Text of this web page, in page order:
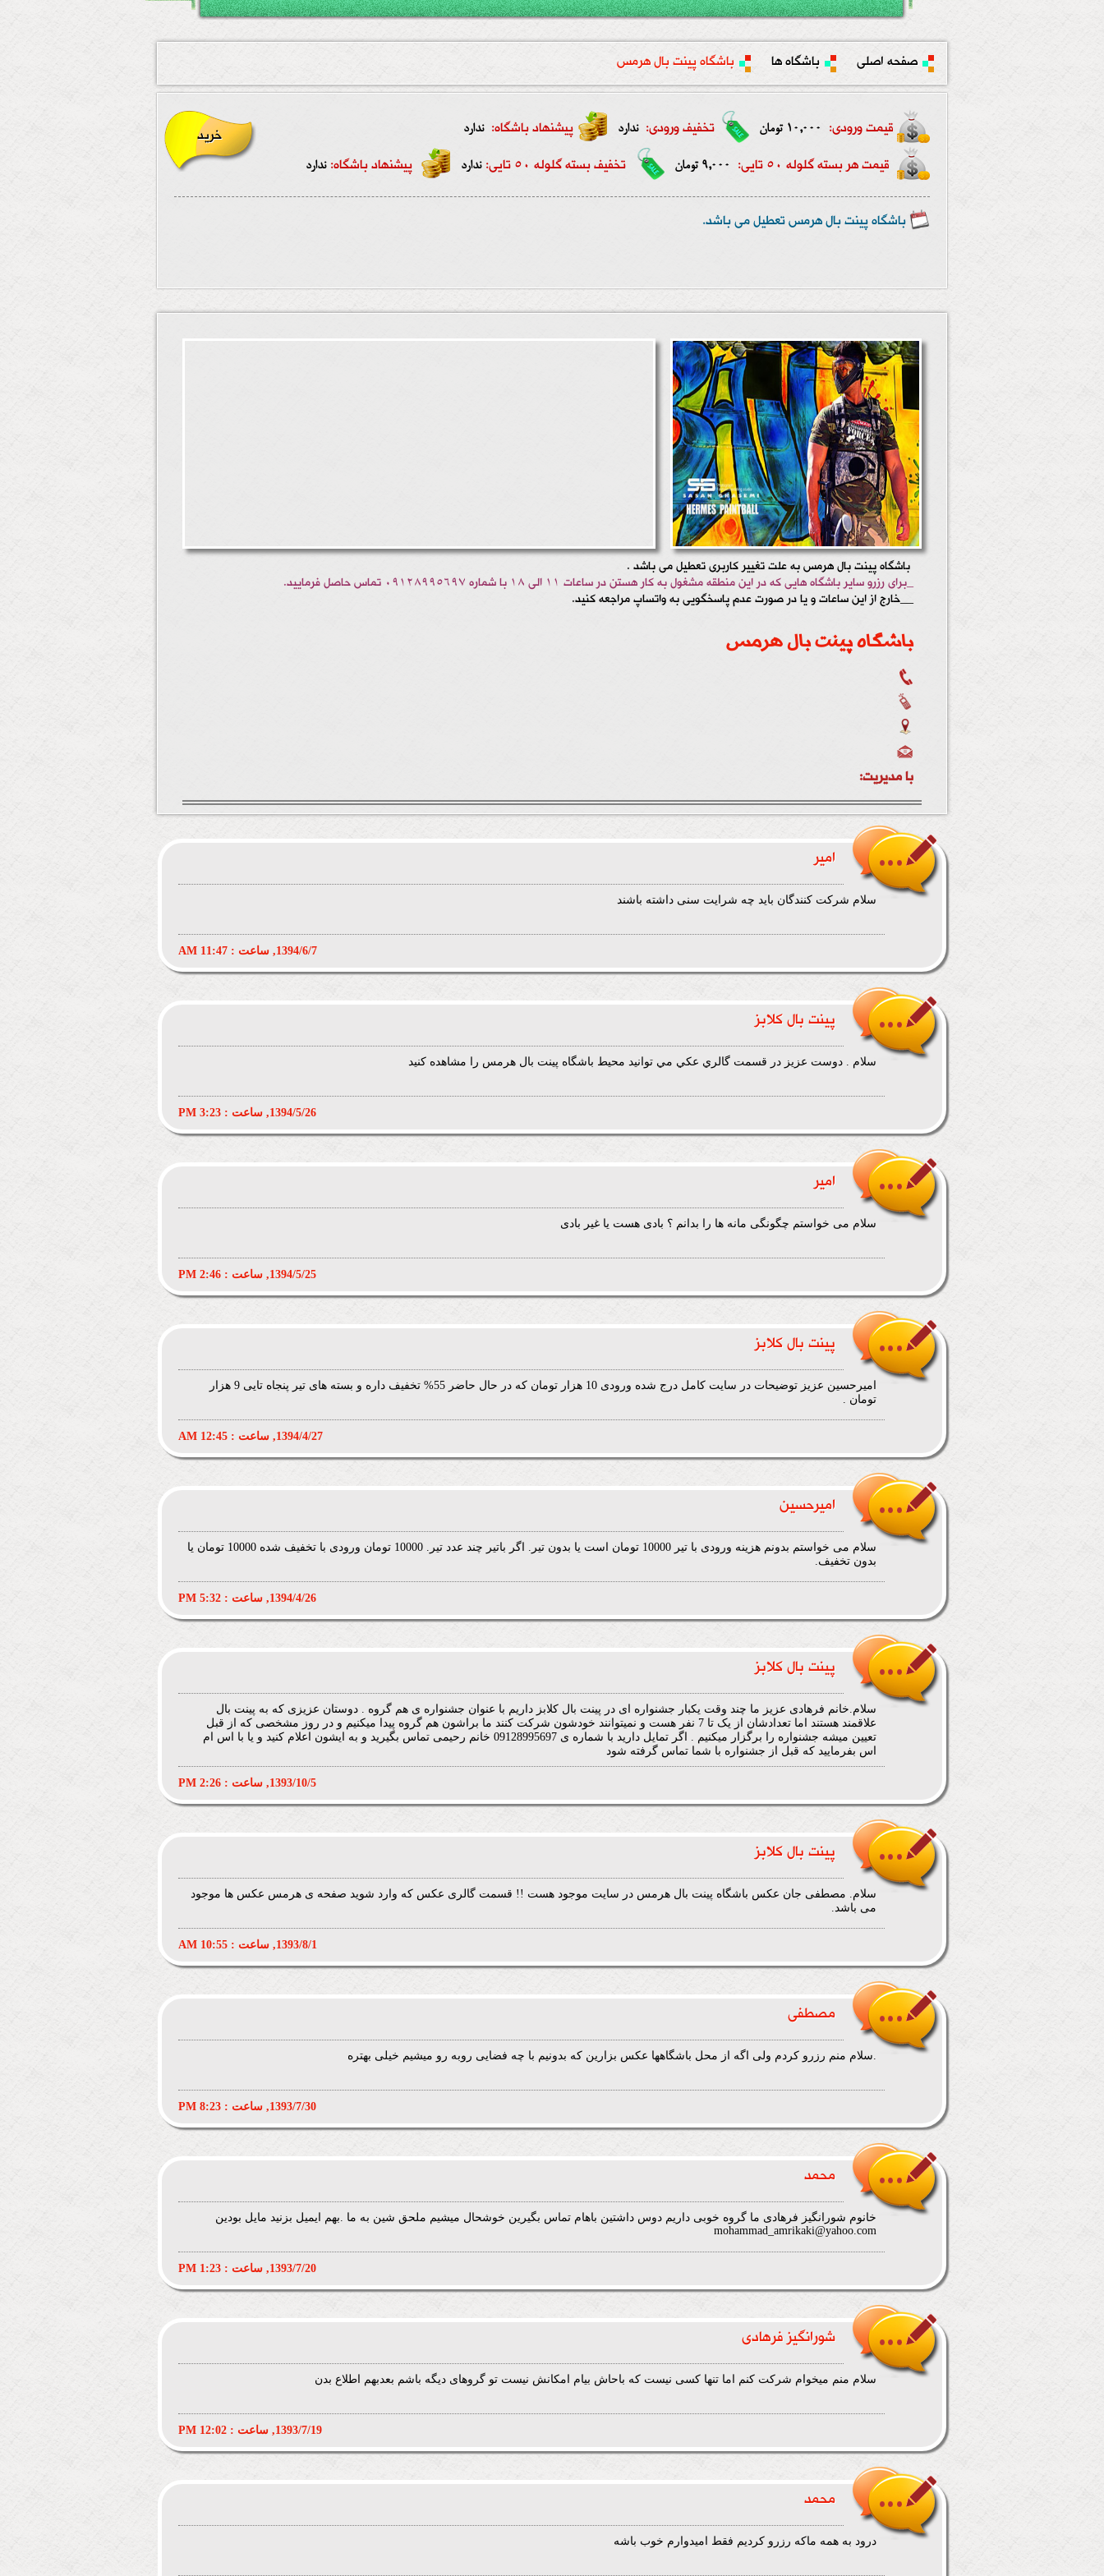
صفحه اصلی باشگاه ها باشگاه پینت بال هرمس
قیمت ورودی: تخفیف ورودی: ندارد پیشنهاد باشگاه: ندارد
قیمت هر بسته گلوله 50 تایی: تخفیف بسته گلوله 50 تایی: ندارد پیشنهاد باشگاه: ندارد
باشگاه پینت بال هرمس تعطیل می باشد.
خرید
باشگاه پینت بال هرمس
با مدیریت:
باشگاه پینت بال هرمس به علت تغییر کاربری تعطیل می باشد .
_برای رزرو سایر باشگاه هایی که در این منطقه مشغول به کار هستن در ساعات 11 الی 18 با شماره 09128995697 تماس حاصل فرمایید.
__خارج از این ساعات و یا در صورت عدم پاسخگویی به واتساپ مراجعه کنید.
امیر
سلام شرکت کنندگان باید چه شرایت سنی داشته باشند
1394/6/7, ساعت : 11:47 AM
پينت بال كلابز
سلام . دوست عزيز در قسمت گالري عكي مي توانيد محيط باشگاه پينت بال هرمس را مشاهده كنيد
1394/5/26, ساعت : 3:23 PM
امیر
سلام می خواستم چگونگی مانه ها را بدانم ؟ بادی هست یا غیر بادی
1394/5/25, ساعت : 2:46 PM
پینت بال کلابز
امیرحسین عزیز توضیحات در سایت کامل درج شده ورودی 10 هزار تومان که در حال حاضر 55% تخفیف داره و بسته های تیر پنجاه تایی 9 هزار
تومان .
1394/4/27, ساعت : 12:45 AM
امیرحسین
سلام می خواستم بدونم هزینه ورودی با تیر 10000 تومان است یا بدون تیر. اگر باتیر چند عدد تیر. 10000 تومان ورودی با تخفیف شده 10000 تومان یا
بدون تخفیف.
1394/4/26, ساعت : 5:32 PM
پینت بال کلابز
سلام.خانم فرهادی عزیز ما چند وقت یکبار جشنواره ای در پینت بال کلابز داریم با عنوان جشنواره ی هم گروه . دوستان عزیزی که به پینت بال
علاقمند هستند اما تعدادشان از یک تا 7 نفر هست و نمیتوانند خودشون شرکت کنند ما براشون هم گروه پیدا میکنیم و در روز مشخصی که از قبل
تعیین میشه جشنواره را برگزار میکنیم . اگر تمایل دارید با شماره ی 09128995697 خانم رحیمی تماس بگیرید و به ایشون اعلام کنید و یا با اس ام
اس بفرمایید که قبل از جشنواره با شما تماس گرفته شود
1393/10/5, ساعت : 2:26 PM
پینت بال کلابز
سلام. مصطفی جان عکس باشگاه پینت بال هرمس در سایت موجود هست !! قسمت گالری عکس که وارد شوید صفحه ی هرمس عکس ها موجود
می باشد.
1393/8/1, ساعت : 10:55 AM
مصطفی
.سلام منم رزرو کردم ولی اگه از محل باشگاهها عکس بزارین که بدونیم با چه فضایی روبه رو میشیم خیلی بهتره
1393/7/30, ساعت : 8:23 PM
محمد
خانوم شورانگیز فرهادی ما گروه خوبی داریم دوس داشتین باهام تماس بگیرین خوشحال میشیم ملحق شین به ما .بهم ایمیل بزنید مایل بودین
mohammad_amrikaki@yahoo.com
1393/7/20, ساعت : 1:23 PM
شورانگیز فرهادی
سلام منم میخوام شرکت کنم اما تنها کسی نیست که باحاش بیام امکانش نیست تو گروهای دیگه باشم بعدبهم اطلاع بدن
1393/7/19, ساعت : 12:02 PM
محمد
درود به همه ماکه رزرو کردیم فقط امیدوارم خوب باشه